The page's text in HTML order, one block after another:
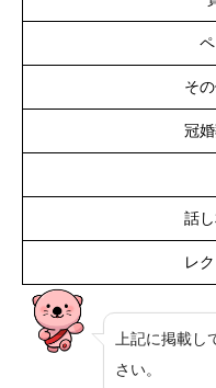
そ
冠
話
レ
上記に掲載
さい。